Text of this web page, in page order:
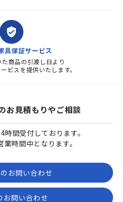
verified_user
具保証サービス
商品の引渡し日より
ビスを提供いたします。
お見積もりやご相談
時間受付しております。
時間中となります。
お問い合わせ
お問い合わせ